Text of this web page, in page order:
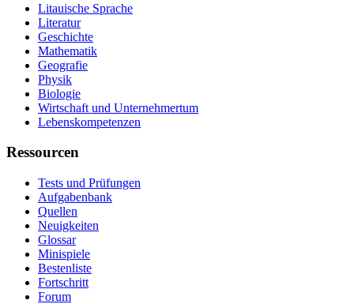
Litauische Sprache
Literatur
Geschichte
Mathematik
Geografie
Physik
Biologie
Wirtschaft und Unternehmertum
Lebenskompetenzen
Ressourcen
Tests und Prüfungen
Aufgabenbank
Quellen
Neuigkeiten
Glossar
Minispiele
Bestenliste
Fortschritt
Forum